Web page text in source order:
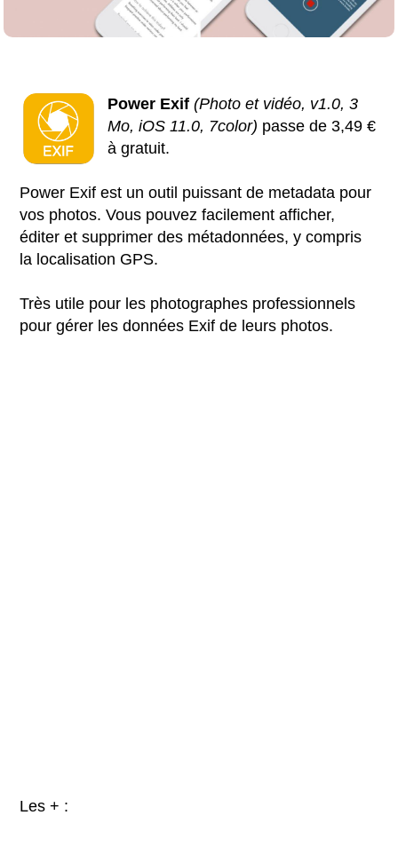
Power Exif (Photo et vidéo, v1.0, 3
Mo, iOS 11.0, 7color) passe de 3,49 €
à gratuit.
Power Exif est un outil puissant de metadata pour
vos photos. Vous pouvez facilement afficher,
éditer et supprimer des métadonnées, y compris
la localisation GPS.
Très utile pour les photographes professionnels
pour gérer les données Exif de leurs photos.
Les + :